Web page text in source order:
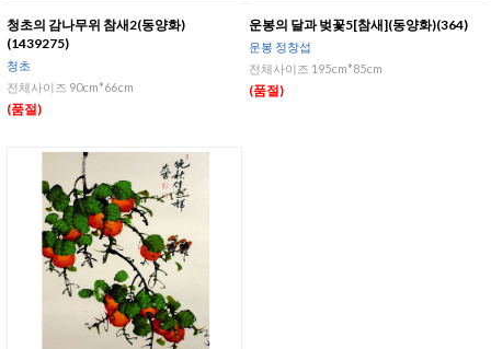
청초의 감나무위 참새2(동양화)
(1439275)
청초
전체사이즈 90cm*66cm
(품절)
운봉의 달과 벚꽃5[참새](동양화)(364)
운봉 정창섭
전체사이즈 195cm*85cm
(품절)